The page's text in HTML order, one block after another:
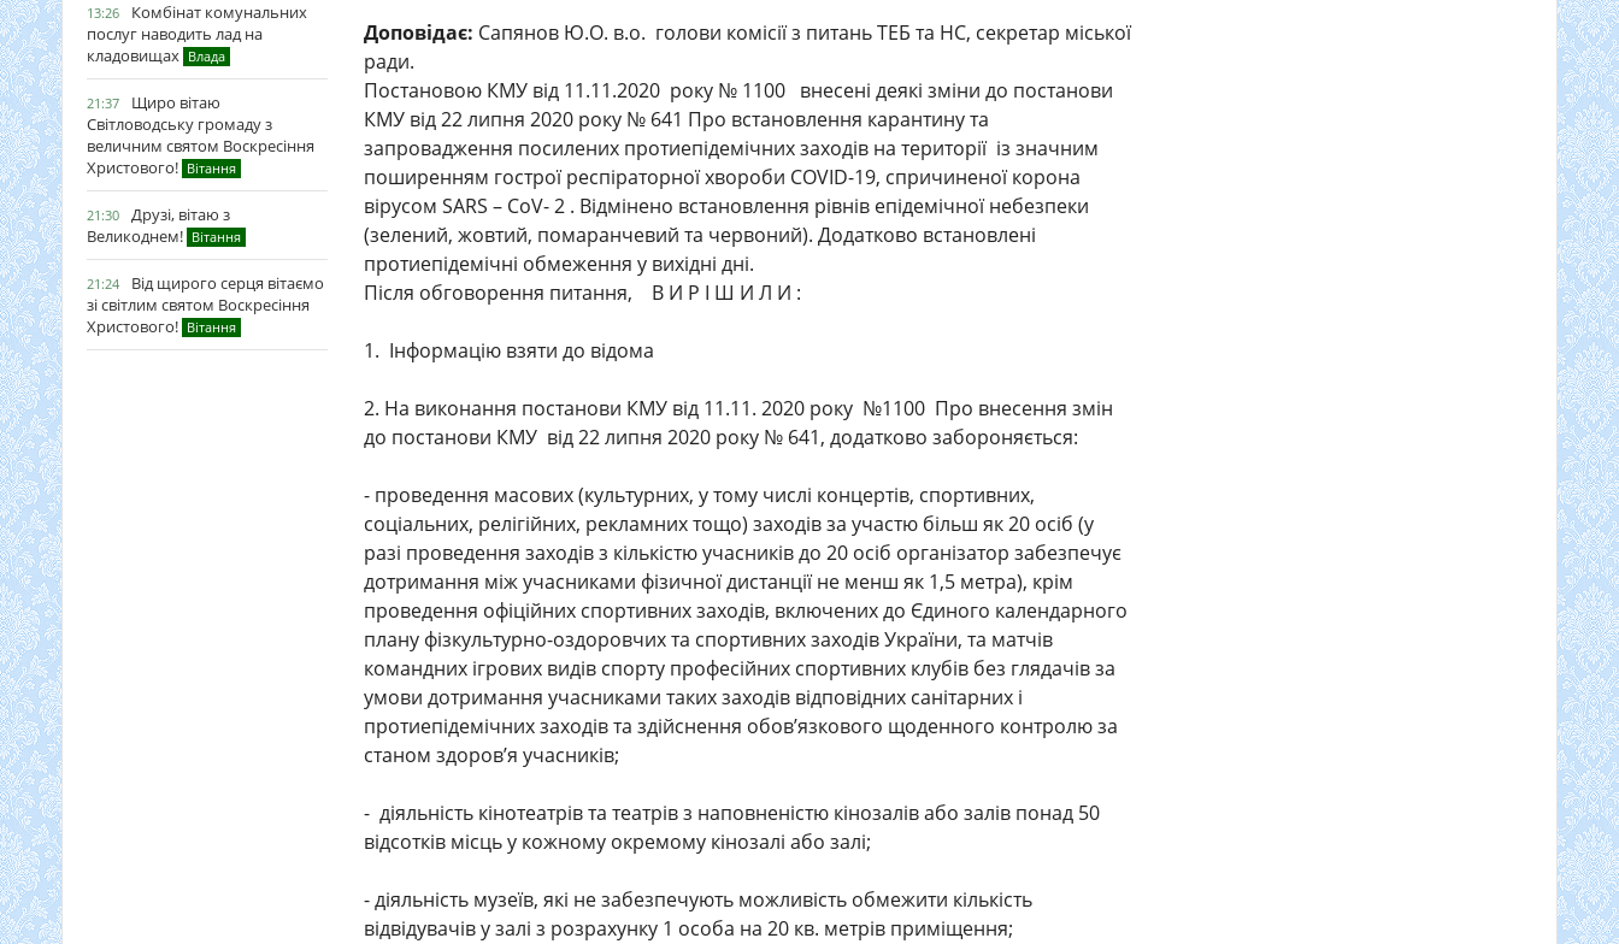
13:26
Комбінат комунальних
послуг наводить лад на
кладовищах Влада
21:37
Щиро вітаю
Світловодську громаду з
величним святом Воскресіння
Христового! Вітання
21:30
Друзі, вітаю з
Великоднем! Вітання
21:24
Від щирого серця вітаємо
зі світлим святом Воскресіння
Христового! Вітання
Доповідає: Сапянов Ю.О. в.о. голови комісії з питань ТЕБ та НС, секретар міської
ради.
Постановою КМУ від 11.11.2020 року № 1100 внесені деякі зміни до постанови
КМУ від 22 липня 2020 року № 641 Про встановлення карантину та
запровадження посилених протиепідемічних заходів на території із значним
поширенням гострої респіраторної хвороби COVID-19, спричиненої корона
вірусом SARS – CoV- 2 . Відмінено встановлення рівнів епідемічної небезпеки
(зелений, жовтий, помаранчевий та червоний). Додатково встановлені
протиепідемічні обмеження у вихідні дні.
Після обговорення питання, В И Р І Ш И Л И :
1. Інформацію взяти до відома
2. На виконання постанови КМУ від 11.11. 2020 року №1100 Про внесення змін
до постанови КМУ від 22 липня 2020 року № 641, додатково забороняється:
- проведення масових (культурних, у тому числі концертів, спортивних,
соціальних, релігійних, рекламних тощо) заходів за участю більш як 20 осіб (у
разі проведення заходів з кількістю учасників до 20 осіб організатор забезпечує
дотримання між учасниками фізичної дистанції не менш як 1,5 метра), крім
проведення офіційних спортивних заходів, включених до Єдиного календарного
плану фізкультурно-оздоровчих та спортивних заходів України, та матчів
командних ігрових видів спорту професійних спортивних клубів без глядачів за
умови дотримання учасниками таких заходів відповідних санітарних і
протиепідемічних заходів та здійснення обов’язкового щоденного контролю за
станом здоров’я учасників;
- діяльність кінотеатрів та театрів з наповненістю кінозалів або залів понад 50
відсотків місць у кожному окремому кінозалі або залі;
- діяльність музеїв, які не забезпечують можливість обмежити кількість
відвідувачів у залі з розрахунку 1 особа на 20 кв. метрів приміщення;